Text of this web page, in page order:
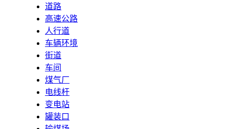
道路
高速公路
人行道
车辆环境
街道
车间
煤气厂
电线杆
变电站
罐装口